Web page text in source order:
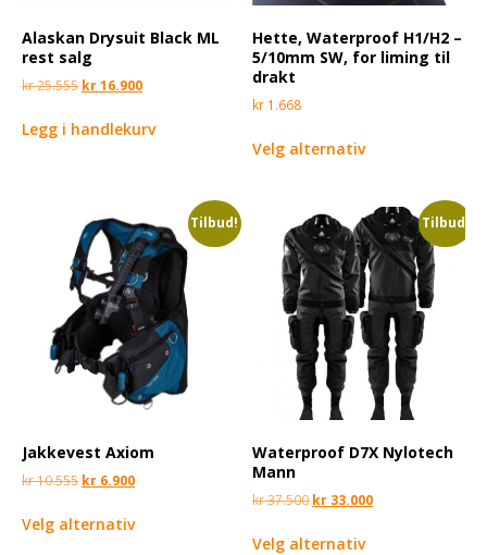
Alaskan Drysuit Black ML
rest salg
kr25.555 kr16.900
Legg i handlekurv
Hette, Waterproof H1/H2 –
5/10mm SW, for liming til
drakt
kr 1.668
Velg alternativ
Tilbud!
Jakkevest Axiom
kr10.555 kr 6.900
Velg alternativ
Tilbud!
Waterproof D7X Nylotech
Mann
kr37.500 kr 33.000
Velg alternativ